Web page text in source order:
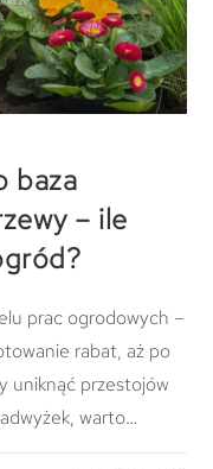
baza
– ile
prac ogrodowych –
rabat, aż po
uniknąć przestojów
warto…